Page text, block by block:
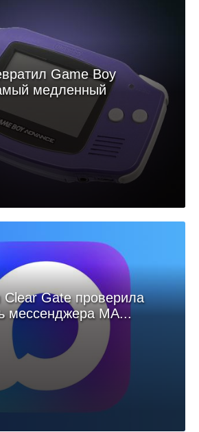
Game Boy
медленный
Clear Gate проверила
мессенджера МА...